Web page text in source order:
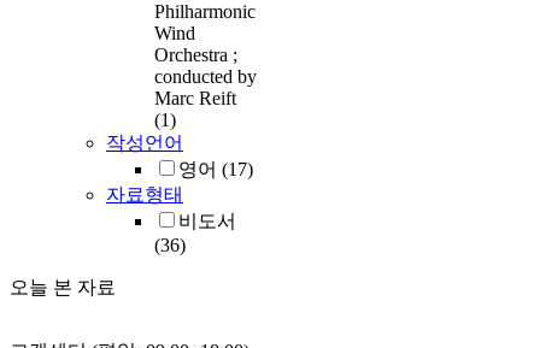
Philharmonic
Wind
Orchestra ;
conducted by
Marc Reift
(1)
작성언어
영어 (17)
자료형태
비도서
(36)
오늘 본 자료